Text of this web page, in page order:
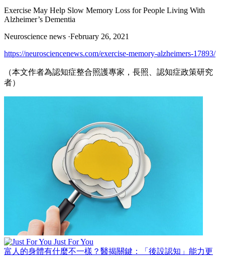
Exercise May Help Slow Memory Loss for People Living With
Alzheimer’s Dementia
Neuroscience news ·February 26, 2021
https://neurosciencenews.com/exercise-memory-alzheimers-17893/
（本文作者為認知症整合照護專家，長照、認知症政策研究
者）
Just For You
富人的身體有什麼不一樣？醫揭關鍵：「後設認知」能力更